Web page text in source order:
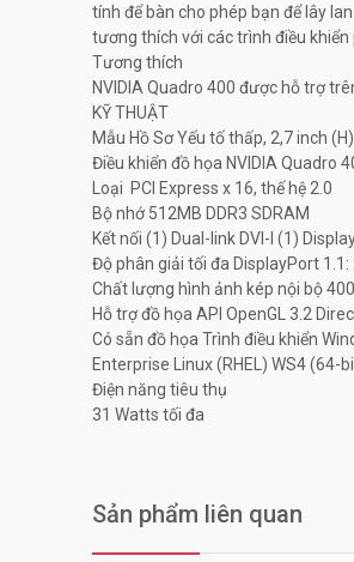
tính để bàn cho phép bạn để lây
tương thích với các trình điều khiển
Tương thích
NVIDIA Quadro 400 được hỗ trợ
KỸ THUẬT
Mẫu Hồ Sơ Yếu tố thấp, 2,7 inch
Điều khiển đồ họa NVIDIA Quadro
Loại PCI Express x 16, thế hệ 2.0
Bộ nhớ 512MB DDR3 SDRAM
Kết nối (1) Dual-link DVI-I (1)
Độ phân giải tối đa DisplayPort 1.1:
Chất lượng hình ảnh kép nội bộ 400
Hỗ trợ đồ họa API OpenGL 3.2
Có sẵn đồ họa Trình điều khiển
Enterprise Linux (RHEL) WS4
Điện năng tiêu thụ
31 Watts tối đa
Sản phẩm liên quan